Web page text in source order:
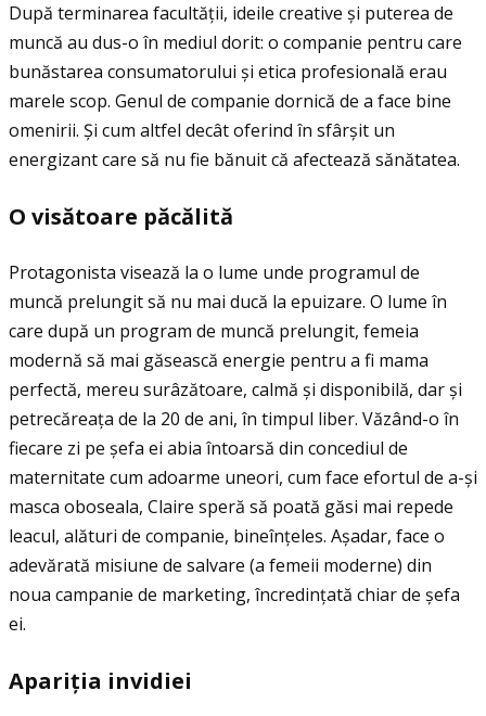
După terminarea facultăţii, ideile creative și puterea de
muncă au dus-o în mediul dorit: o companie pentru care
bunăstarea consumatorului și etica profesională erau
marele scop. Genul de companie dornică de a face bine
omenirii. Şi cum altfel decât oferind în sfârșit un
energizant care să nu fie bănuit că afectează sănătatea.
O visătoare păcălită
Protagonista visează la o lume unde programul de
muncă prelungit să nu mai ducă la epuizare. O lume în
care după un program de muncă prelungit, femeia
modernă să mai găsească energie pentru a fi mama
perfectă, mereu surâzătoare, calmă și disponibilă, dar și
petrecăreaţa de la 20 de ani, în timpul liber. Văzând-o în
fiecare zi pe șefa ei abia întoarsă din concediul de
maternitate cum adoarme uneori, cum face efortul de a-și
masca oboseala, Claire speră să poată găsi mai repede
leacul, alături de companie, bineînţeles. Așadar, face o
adevărată misiune de salvare (a femeii moderne) din
noua campanie de marketing, încredinţată chiar de șefa
ei.
Apariţia invidiei